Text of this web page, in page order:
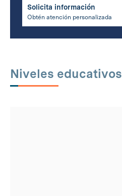
Solicita información
Obtén atención personalizada
Niveles educativos